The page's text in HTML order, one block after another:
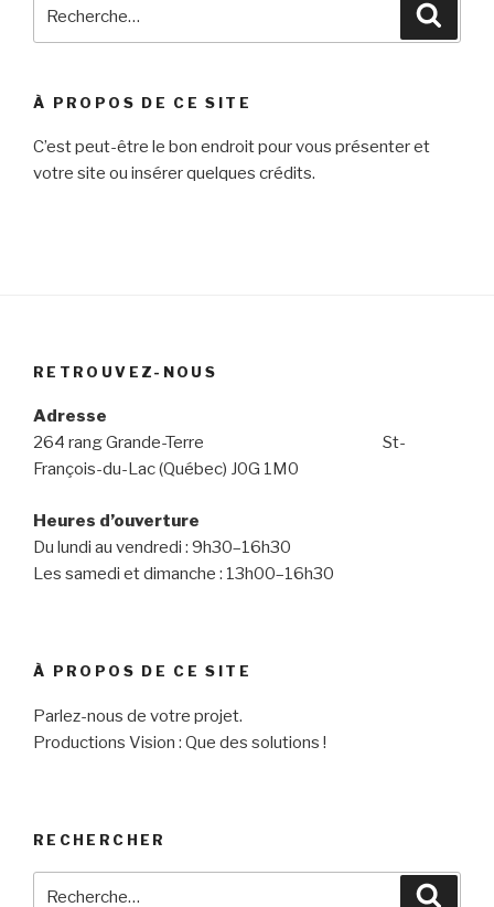
À PROPOS DE CE SITE
C’est peut-être le bon endroit pour vous présenter et
votre site ou insérer quelques crédits.
RETROUVEZ-NOUS
Adresse
264 rang Grande-Terre St-
François-du-Lac (Québec) J0G 1M0
Heures d’ouverture
Du lundi au vendredi : 9h30–16h30
Les samedi et dimanche : 13h00–16h30
À PROPOS DE CE SITE
Parlez-nous de votre projet.
Productions Vision : Que des solutions !
RECHERCHER